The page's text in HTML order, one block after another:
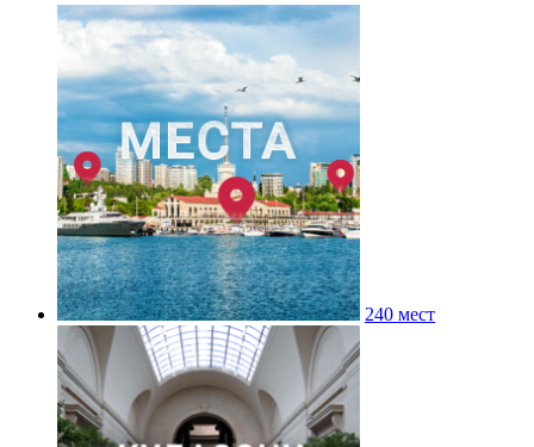
240 мест